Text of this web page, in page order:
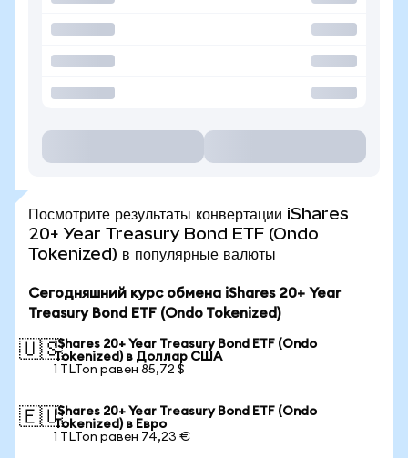
Посмотрите результаты конвертации iShares
20+ Year Treasury Bond ETF (Ondo
Tokenized) в популярные валюты
Сегодняшний курс обмена iShares 20+ Year
Treasury Bond ETF (Ondo Tokenized)
🇺🇸iShares 20+ Year Treasury Bond ETF (Ondo
Tokenized) в Доллар США
1 TLTon равен 85,72 $
🇪🇺iShares 20+ Year Treasury Bond ETF (Ondo
Tokenized) в Евро
1 TLTon равен 74,23 €